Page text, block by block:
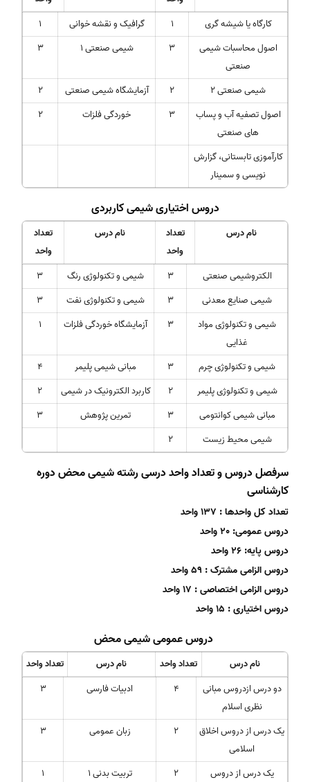
کارگاه یا شیشه گری
1 گرافیک و نقشه خوانی
1
اصول محاسبات شیمی
صنعتی
3 شیمی صنعتی 1 3
شیمی صنعتی 2 2 آزمایشگاه شیمی صنعتی
2
اصول تصفیه آب و پساب
های صنعتی
3 خوردگی فلزات 2
کارآموزی تابستانی، گزارش
نویسی و سمینار
دروس اختیاری شیمی کاربردی
نام درس
تعداد
واحد
نام درس
تعداد
واحد
الکتروشیمی صنعتی
3 شیمی و تکنولوژی رنگ
3
شیمی صنایع معدنی
3 شیمی و تکنولوژی نفت
3
شیمی و تکنولوژی مواد
غذایی
3 آزمایشگاه خوردگی فلزات 1
شیمی و تکنولوژی چرم 3 مبانی شیمی پلیمر
4
شیمی و تکنولوژی پلیمر
2 کاربرد الکترونیک در شیمی
2
مبانی شیمی کوانتومی
3 تمرین پژوهش
3
شیمی محیط زیست
2
سرفصل دروس و تعداد واحد درسی رشته شیمی محض دوره
کارشناسی
تعداد کل واحدها : 137 واحد
دروس عمومی: 20 واحد
دروس پایه: 26 واحد
دروس الزامی مشترک : 59 واحد
دروس الزامی اختصاصی : 17 واحد
دروس اختیاری : 15 واحد
دروس عمومی شیمی محض
نام درس تعداد واحد نام درس
تعداد واحد
دو درس ازدروس مبانی
نظری اسلام
4 ادبیات فارسی 3
یک درس از دروس اخلاق
اسلامی
2 زبان عمومی 3
یک درس از دروس
2 تربیت بدنی 1 1